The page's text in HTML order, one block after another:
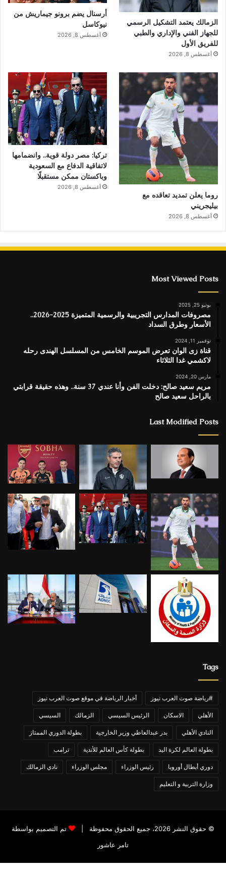
الزمالك يعتمد التشكيل الرسمي
للجهاز الفني والإداري والطبي
للفريق الأول
أغسطس 8, 2026
أرسنال يضم برونو جيماريش من
نيوكاسل
أغسطس 8, 2026
روما يعلن تمديد تعاقده مع
بيليجريني
أغسطس 8, 2026
تركيا: مصر دولة قوية.. وانضمامها
لاتفاقية الدفاع مع السعودية
وباكستان ممكن مستقبلًا
أغسطس 8, 2026
Most Viewed Posts
يونيو 25, 2025
مصروفات المدارس التجريبية والرسمية المتميزة 2025-2026..
الأسعار وطرق السداد
نوفمبر 11, 2024
قناة زى الوان تعرض الموسم الخامس من المسلسل الهندى رحله
لاكشمي غدا الثلاثاء
مارس 20, 2024
مريم سعيد صالح: دخلت الفن وأنا عندي 37 سنة.. وهذه حقيقة قرابتي
بالراحل سعيد صالح
Last Modified Posts
Tags
#رياضة صوت العرب نيوز أخبار الرياضة في موقع صوت العرب نيوز
الأهلي الاسكان الرئيس السيسي الزمالك السيسي
النادي الأهلي بدر عبدالعاطي وزير الخارجية بطولة الدوري الممتاز
بطولة العالم لكرة اليد بطولة كأس العالم للأندية ترامب
دوري أبطال أوروبا رئيس الوزراء مجلس الوزراء نادي الزمالك
وزارة التربية و التعليم
© حقوق النشر 2026، جميع الحقوق محفوظة |
تم التصميم بواسطة
تامر عاشور